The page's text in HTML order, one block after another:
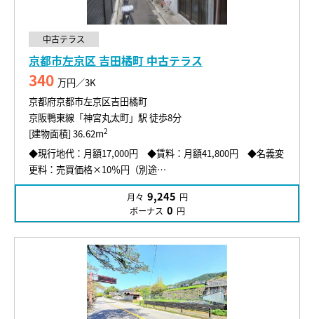
中古テラス
京都市左京区 吉田橘町 中古テラス
340 万円／3K
京都府京都市左京区吉田橘町
京阪鴨東線「神宮丸太町」駅 徒歩8分
[建物面積] 36.62m2
◆現行地代：月額17,000円 ◆賃料：月額41,800円 ◆名義変
更料：売買価格×10％円（別途…
月々 9,245 円
ボーナス 0 円